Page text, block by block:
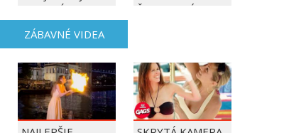
OBDOBÍ ROKU
ŠMOULOVÉ
ZÁBAVNÉ VIDEA